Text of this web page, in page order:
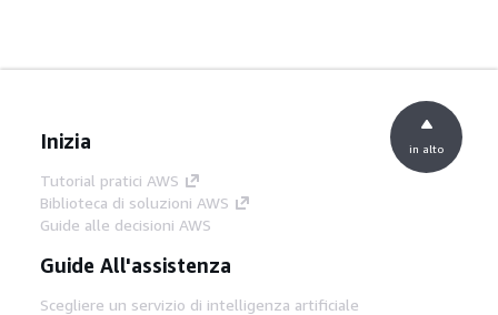
Inizia
Tutorial pratici AWS
Biblioteca di soluzioni AWS
Guide alle decisioni AWS
Guide All'assistenza
Scegliere un servizio di intelligenza artificiale
in alto